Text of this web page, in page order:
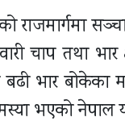
राजमार्गमा
चाप तथा भार
बढी भार
भएको नेपाल